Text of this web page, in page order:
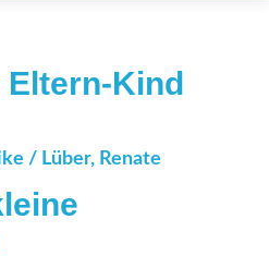
Eltern-Kind
/ Lüber, Renate